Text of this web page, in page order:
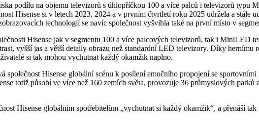
podílu na objemu televizorů s úhlopříčkou 100 a více palců i televizorů typu
Hisense si v letech 2023, 2024 a v prvním čtvrtletí roku 2025 udržela a stále
technologií se navíc společnost vyšvihla také na první místo v
Hisense jak v segmentu 100 a více palcových televizorů, tak i MiniLED
vyšší jas a větší detaily obrazu než standardní LED televizory. Díky hernímu
si tak mohou vychutnat každý okamžik naplno.
Hisense globální scénu k posílení emočního propojení se
totiž působí ve více než 160 zemích světa, provozuje 36 průmyslových
Hisense globálním spotřebitelům „vychutnat si každý okamžik“, a přenáší